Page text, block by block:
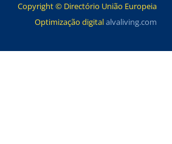
Copyright © Directório União Europeia
Optimização digitalalvaliving.com